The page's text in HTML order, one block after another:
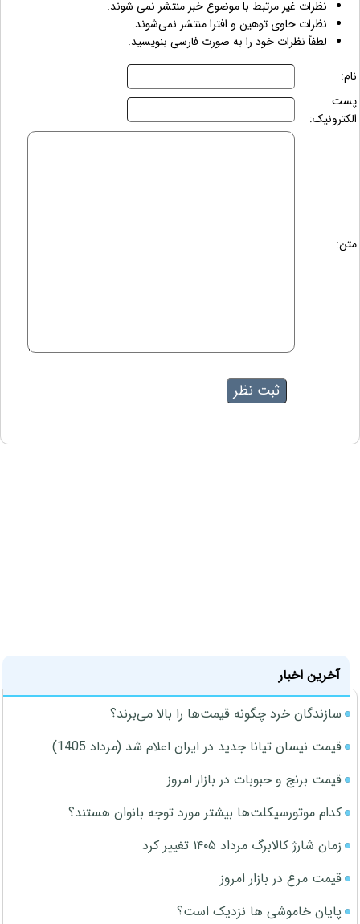
نظرات غیر مرتبط با موضوع خبر منتشر نمی شوند.
نظرات حاوی توهین و افترا منتشر نمی‌شوند.
لطفاً نظرات خود را به صورت فارسی بنویسید.
نام:
پست
الکترونیک:
متن:
آخرین اخبار
سازندگان خرد چگونه قیمت‌ها را بالا می‌برند؟
قیمت نیسان تیانا جدید در ایران اعلام شد (مرداد 1405)
قیمت برنج و حبوبات در بازار امروز
کدام موتورسیکلت‌ها بیشتر مورد توجه بانوان هستند؟
زمان شارژ کالابرگ مرداد ۱۴۰۵ تغییر کرد
قیمت مرغ در بازار امروز
پایان خاموشی ها نزدیک است؟